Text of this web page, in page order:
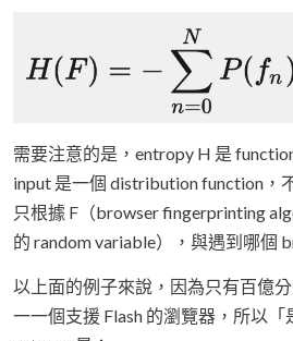
需要注意的是，entropy H 是
input 是一個 distribution function，
只根據 F（browser fingerprinting
的 random variable），與遇到哪個
以上面的例子來說，因為只有百億
一一個支援 Flash 的瀏覽器，所以「